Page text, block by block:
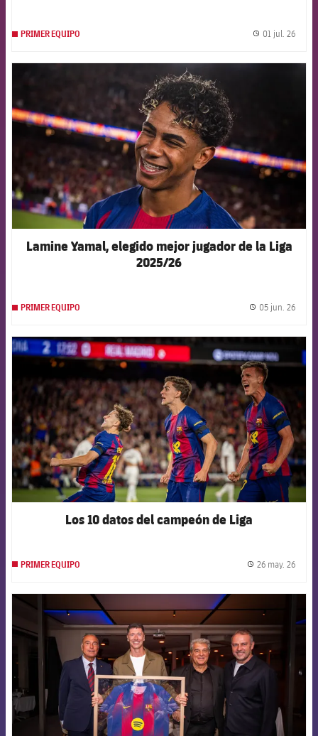
PRIMER EQUIPO 01 jul. 26
FCB Barcelona badge
Lamine Yamal, elegido mejor jugador de la Liga
2025/26
PRIMER EQUIPO 05 jun. 26
FCB Barcelona badge
Los 10 datos del campeón de Liga
PRIMER EQUIPO 26 may. 26
FCB Barcelona badge